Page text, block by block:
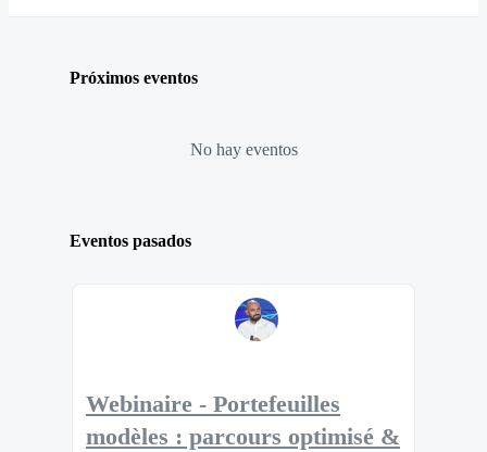
Próximos eventos
No hay eventos
Eventos pasados
Webinaire - Portefeuilles
modèles : parcours optimisé &